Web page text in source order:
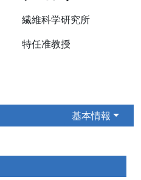
繊維科学研究所
特任准教授
基本情報